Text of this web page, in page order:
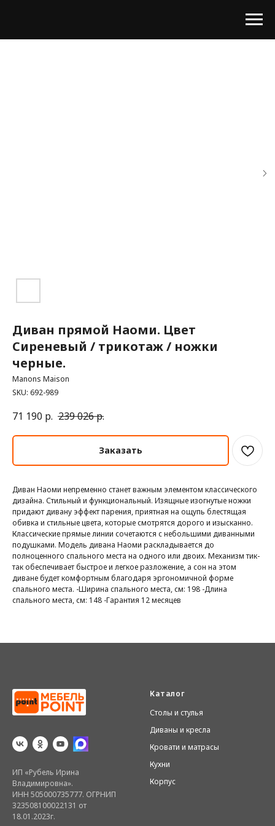
Диван прямой Наоми. Цвет
Сиреневый / трикотаж / ножки
черные.
Manons Maison
SKU: 692-989
71 190 р. 239 026р.
Заказать
Диван Наоми непременно станет важным элементом классического
дизайна. Стильный и функциональный. Изящные изогнутые ножки
придают дивану эффект парения, приятная на ощупь блестящая
обивка и стильные цвета, которые смотрятся дорого и изысканно.
Классические прямые линии сочетаются с небольшими диванными
подушками. Модель дивана Наоми раскладывается до
полноценного спального места на одного или двоих. Механизм тик-
так обеспечивает быстрое и легкое разложение, а сон на этом
диване будет комфортным благодаря эргономичной форме
спального места. -Ширина спального места, см: 198 -Длина
спального места, см: 148 -Гарантия 12 месяцев
ИП «Рубель Ирина
Владимировна».
ИНН 505000735777. ОГРНИП
323508100022131 от
18.01.2023г.
Каталог
Столы и стулья
Диваны и кресла
Кровати и матрасы
Кухни
Корпус